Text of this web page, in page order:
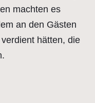
machten es
an den Gästen
hätten, die